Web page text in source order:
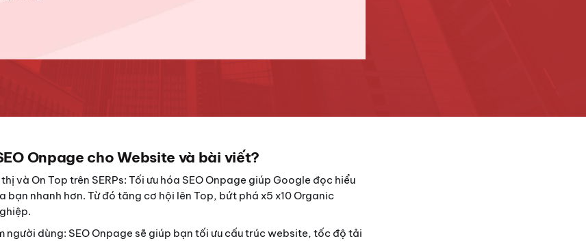
Onpage cho Website và bài viết?
và On Top trên SERPs: Tối ưu hóa SEO Onpage giúp Google đọc hiểu
nhanh hơn. Từ đó tăng cơ hội lên Top, bứt phá x5 x10 Organic
người dùng: SEO Onpage sẽ giúp bạn tối ưu cấu trúc website, tốc độ tải